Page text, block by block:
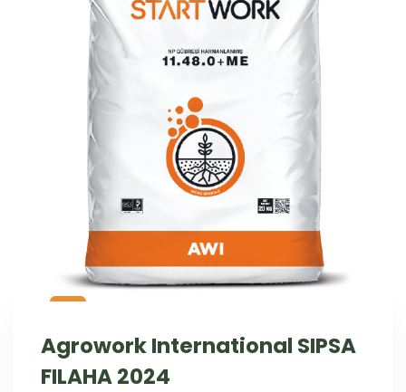
Agrowork International SIPSA
FILAHA 2024